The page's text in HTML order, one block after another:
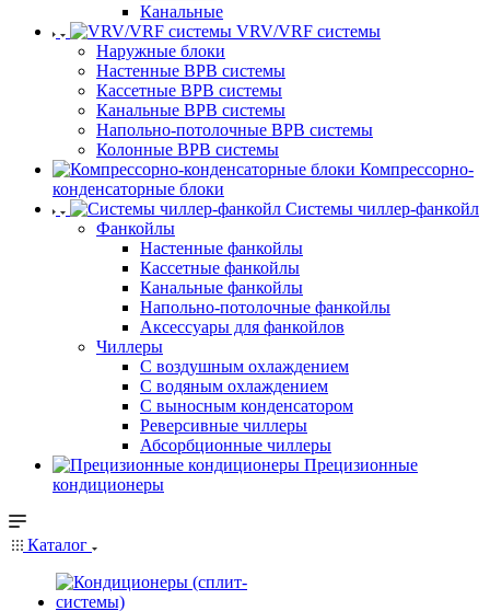
Канальные
VRV/VRF системы
Наружные блоки
Настенные ВРВ системы
Кассетные ВРВ системы
Канальные ВРВ системы
Напольно-потолочные ВРВ системы
Колонные ВРВ системы
Компрессорно-
конденсаторные блоки
Системы чиллер-фанкойл
Фанкойлы
Настенные фанкойлы
Кассетные фанкойлы
Канальные фанкойлы
Напольно-потолочные фанкойлы
Аксессуары для фанкойлов
Чиллеры
С воздушным охлаждением
С водяным охлаждением
С выносным конденсатором
Реверсивные чиллеры
Абсорбционные чиллеры
Прецизионные
кондиционеры
Каталог